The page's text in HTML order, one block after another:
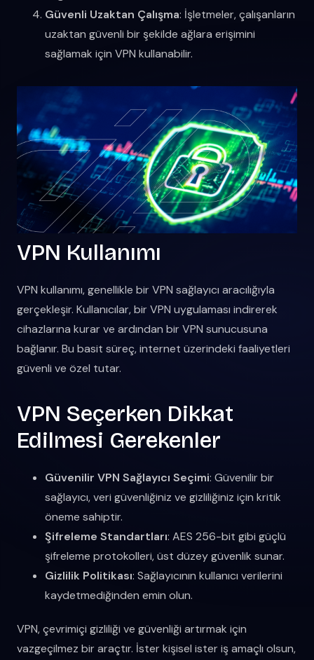
Güvenli Uzaktan Çalışma: İşletmeler, çalışanların
uzaktan güvenli bir şekilde ağlara erişimini
sağlamak için VPN kullanabilir.
VPN Kullanımı
VPN kullanımı, genellikle bir VPN sağlayıcı aracılığıyla
gerçekleşir. Kullanıcılar, bir VPN uygulaması indirerek
cihazlarına kurar ve ardından bir VPN sunucusuna
bağlanır. Bu basit süreç, internet üzerindeki faaliyetleri
güvenli ve özel tutar.
VPN Seçerken Dikkat
Edilmesi Gerekenler
Güvenilir VPN Sağlayıcı Seçimi: Güvenilir bir
sağlayıcı, veri güvenliğiniz ve gizliliğiniz için kritik
öneme sahiptir.
Şifreleme Standartları: AES 256-bit gibi güçlü
şifreleme protokolleri, üst düzey güvenlik sunar.
Gizlilik Politikası: Sağlayıcının kullanıcı verilerini
kaydetmediğinden emin olun.
VPN, çevrimiçi gizliliği ve güvenliği artırmak için
vazgeçilmez bir araçtır. İster kişisel ister iş amaçlı olsun,